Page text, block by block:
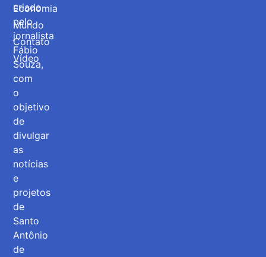
criado
pelo
jornalista
Fábio
Souza,
com
o
objetivo
de
divulgar
as
notícias
e
projetos
de
Santo
Antônio
de
Economia
Mundo
Contato
Vídeo